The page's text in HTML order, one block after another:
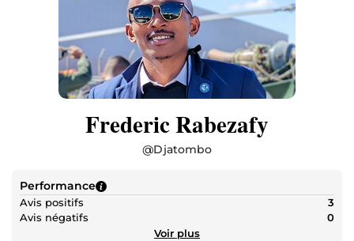
Frederic Rabezafy
@Djatombo
Performance
Avis positifs
3
Avis négatifs
0
Voir plus